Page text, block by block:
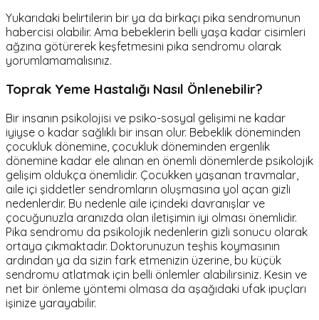
Yukarıdaki belirtilerin bir ya da birkaçı pika sendromunun
habercisi olabilir. Ama bebeklerin belli yaşa kadar cisimleri
ağzına götürerek keşfetmesini pika sendromu olarak
yorumlamamalısınız.
Toprak Yeme Hastalığı Nasıl Önlenebilir?
Bir insanın psikolojisi ve psiko-sosyal gelişimi ne kadar
iyiyse o kadar sağlıklı bir insan olur. Bebeklik döneminden
çocukluk dönemine, çocukluk döneminden ergenlik
dönemine kadar ele alınan en önemli dönemlerde psikolojik
gelişim oldukça önemlidir. Çocukken yaşanan travmalar,
aile içi şiddetler sendromların oluşmasına yol açan gizli
nedenlerdir. Bu nedenle aile içindeki davranışlar ve
çocuğunuzla aranızda olan iletişimin iyi olması önemlidir.
Pika sendromu da psikolojik nedenlerin gizli sonucu olarak
ortaya çıkmaktadır. Doktorunuzun teşhis koymasının
ardından ya da sizin fark etmenizin üzerine, bu küçük
sendromu atlatmak için belli önlemler alabilirsiniz. Kesin ve
net bir önleme yöntemi olmasa da aşağıdaki ufak ipuçları
işinize yarayabilir.